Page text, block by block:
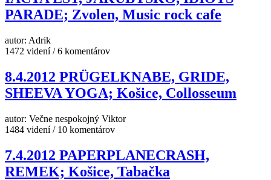
PARADE; Zvolen, Music rock cafe
autor: Adrik
1472 videní / 6 komentárov
8.4.2012 PRÜGELKNABE, GRIDE,
SHEEVA YOGA; Košice, Collosseum
autor: Večne nespokojný Viktor
1484 videní / 10 komentárov
7.4.2012 PAPERPLANECRASH,
REMEK; Košice, Tabačka